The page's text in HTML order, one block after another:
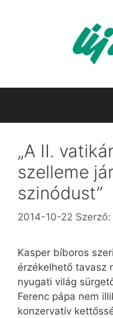
„A II.
szelleme
szinódust”
2014-10-22 Szerző:
Kasper bíboros
érzékelhető tavasz
nyugati világ
Ferenc pápa nem
konzervatív